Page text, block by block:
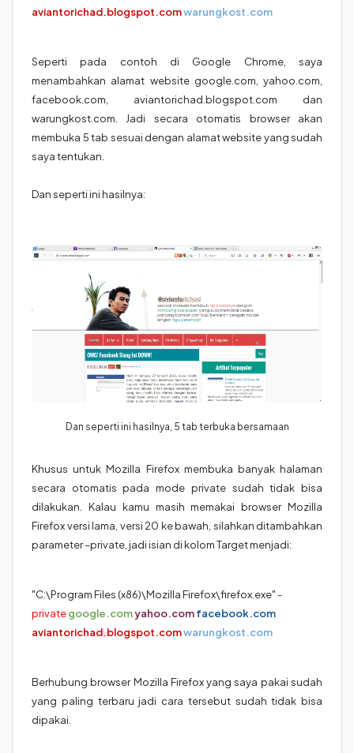
aviantorichad.blogspot.comwarungkost.com
Seperti pada contoh di Google Chrome, saya
menambahkan alamat website google.com, yahoo.com,
facebook.com, aviantorichad.blogspot.com dan
warungkost.com. Jadi secara otomatis browser akan
membuka 5 tab sesuai dengan alamat website yang sudah
saya tentukan.
Dan seperti ini hasilnya:
Dan seperti ini hasilnya, 5 tab terbuka bersamaan
Khusus untuk Mozilla Firefox membuka banyak halaman
secara otomatis pada mode private sudah tidak bisa
dilakukan. Kalau kamu masih memakai browser Mozilla
Firefox versi lama, versi 20 ke bawah, silahkan ditambahkan
parameter –private, jadi isian di kolom Target menjadi:
"C:\Program Files (x86)\Mozilla Firefox\firefox.exe" -
privategoogle.comyahoo.comfacebook.com
aviantorichad.blogspot.comwarungkost.com
Berhubung browser Mozilla Firefox yang saya pakai sudah
yang paling terbaru jadi cara tersebut sudah tidak bisa
dipakai.